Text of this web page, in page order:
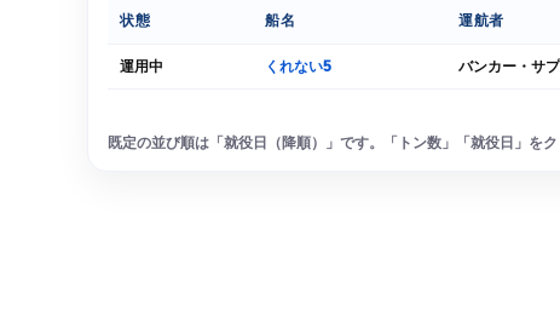
状態 船名 運航者
運用中 くれない5 バンカー・サ
既定の並び順は「就役日（降順）」です。「トン数」「就役日」を